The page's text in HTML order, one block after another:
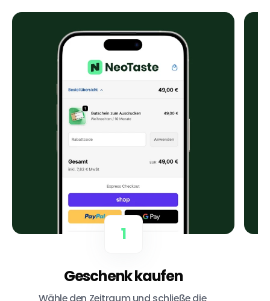
1
Geschenk kaufen